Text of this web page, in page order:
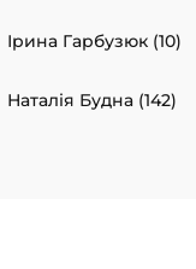
Ірина Гарбузюк (10)
Наталія Будна (142)